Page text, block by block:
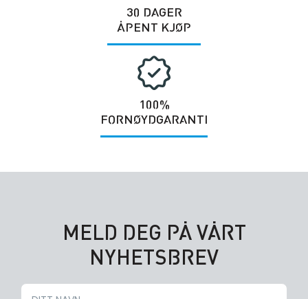
30 DAGER
ÅPENT KJØP
100%
FORNØYDGARANTI
MELD DEG PÅ VÅRT
NYHETSBREV